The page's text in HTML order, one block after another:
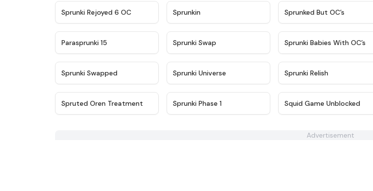
★
Sprunki Rejoyed 6 OC Sprunkin Sprunked But OC’s
Parasprunki 15 Sprunki Swap ★ 4.8
Sprunki Babies With OC’s
Sprunki Swapped Sprunki Universe Sprunki Relish
★
Spruted Oren Treatment Sprunki Phase 1 ★
Squid Game Unblocked
Advertisement